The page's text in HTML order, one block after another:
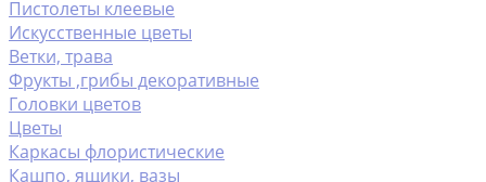
Пистолеты клеевые
Искусственные цветы
Ветки, трава
Фрукты ,грибы декоративные
Головки цветов
Цветы
Каркасы флористические
Кашпо, ящики, вазы